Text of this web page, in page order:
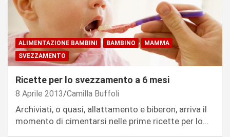
ALIMENTAZIONE BAMBINI BAMBINO
MAMMA
SVEZZAMENTO
Ricette per lo svezzamento a 6 mesi
8 Aprile 2013 Camilla Buffoli
Archiviati, o quasi, allattamento e biberon, arriva il
momento di cimentarsi nelle prime ricette per lo…